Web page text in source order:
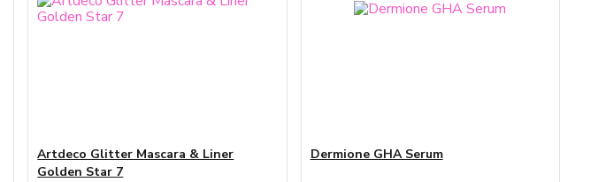
Artdeco Glitter Mascara & Liner
Golden Star 7
Dermione GHA Serum